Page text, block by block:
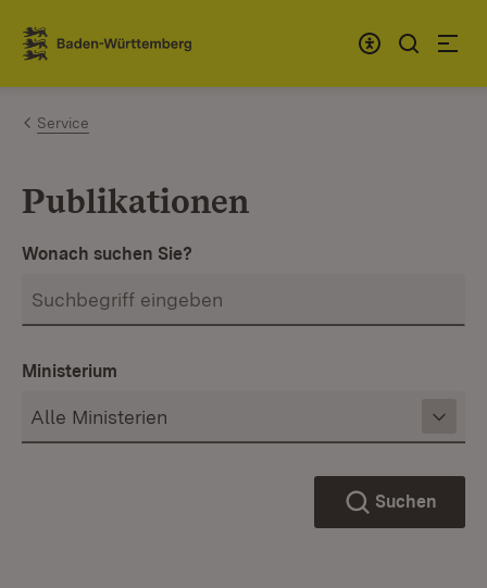
Zum Inhalt springen
Link zur Startseite
Service
Publikationen
Wonach suchen Sie?
Ministerium
Suchen